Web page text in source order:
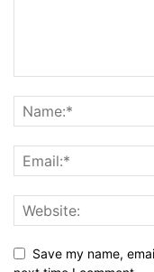
Save my name,